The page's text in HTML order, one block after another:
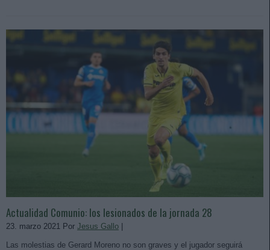
Actualidad Comunio: los lesionados de la jornada 28
23. marzo 2021 Por Jesus Gallo
Las molestias de Gerard Moreno no son graves y el jugador seguirá